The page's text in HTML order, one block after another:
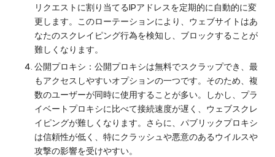
リクエストに割り当てるIPアドレスを定期的に自動的に変
更します。このローテーションにより、ウェブサイトはあ
なたのスクレイピング行為を検知し、ブロックすることが
難しくなります。
公開プロキシ：公開プロキシは無料でスクラップでき、最
もアクセスしやすいオプションの一つです。そのため、複
数のユーザーが同時に使用することが多い。しかし、プラ
イベートプロキシに比べて接続速度が遅く、ウェブスクレ
イピングが難しくなります。さらに、パブリックプロキシ
は信頼性が低く、特にクラッシュや悪意のあるウイルスや
攻撃の影響を受けやすい。